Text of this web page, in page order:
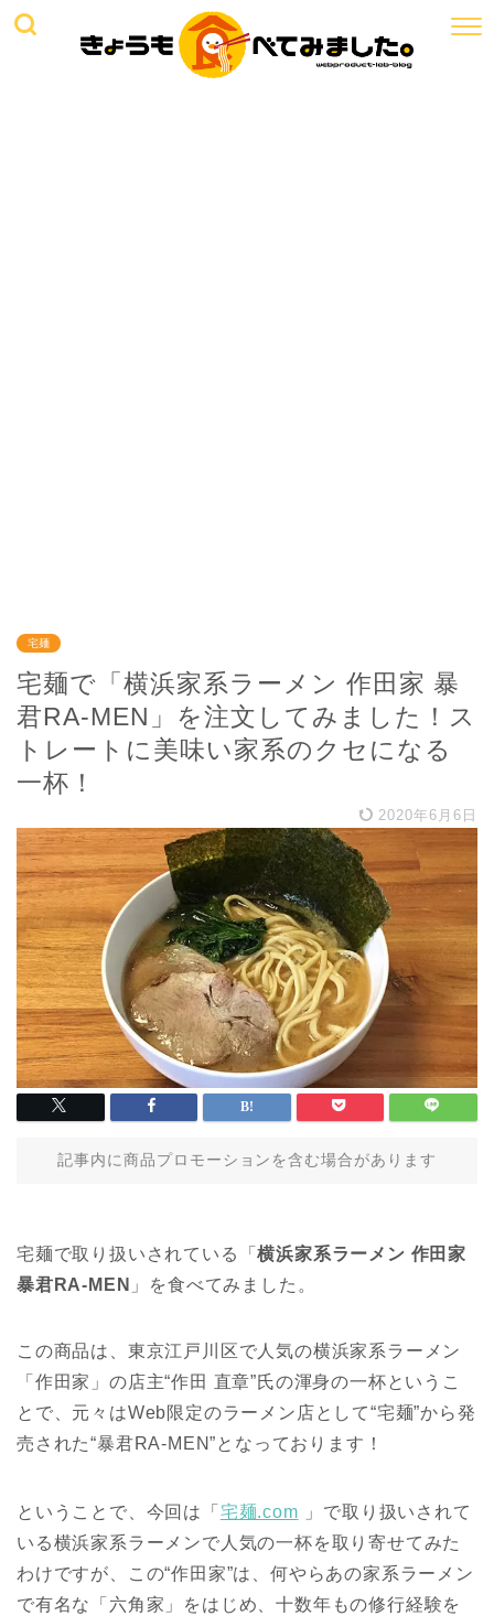
宅麺
宅麺で「横浜家系ラーメン 作田家 暴
君RA-MEN」を注文してみました！ス
トレートに美味い家系のクセになる
一杯！
2020年6月6日
記事内に商品プロモーションを含む場合があります
宅麺で取り扱いされている「横浜家系ラーメン 作田家
暴君RA-MEN 」を食べてみました。
この商品は、東京江戸川区で人気の横浜家系ラーメン
「作田家」の店主“作田 直章”氏の渾身の一杯というこ
とで、元々はWeb限定のラーメン店として“宅麺”から発
売された“暴君RA-MEN”となっております！
ということで、今回は「 宅麺.com
」で取り扱いされて
いる横浜家系ラーメンで人気の一杯を取り寄せてみた
わけですが、この“作田家”は、何やらあの家系ラーメン
で有名な「六角家」をはじめ、十数年もの修行経験を